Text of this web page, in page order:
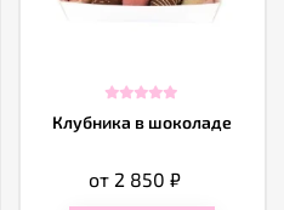
Клубника в шоколаде
от 2 850₽